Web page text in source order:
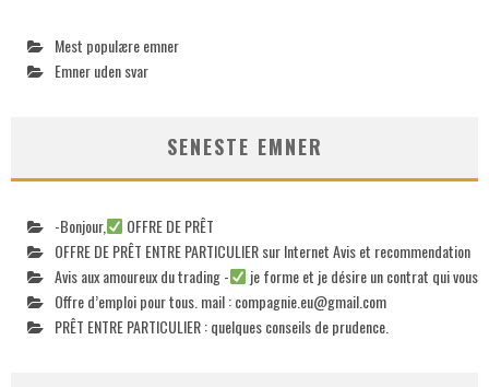
Mest populære emner
Emner uden svar
SENESTE EMNER
-Bonjour,
OFFRE DE PRÊT
OFFRE DE PRÊT ENTRE PARTICULIER sur Internet Avis et recommendation
Avis aux amoureux du trading -
je forme et je désire un contrat qui vous
Offre d’emploi pour tous. mail :compagnie.eu@gmail.com
PRÊT ENTRE PARTICULIER : quelques conseils de prudence.